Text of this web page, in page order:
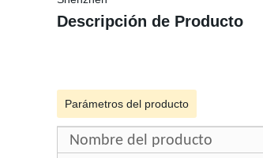
Descripción de Producto
Parámetros del producto
Nombre del producto